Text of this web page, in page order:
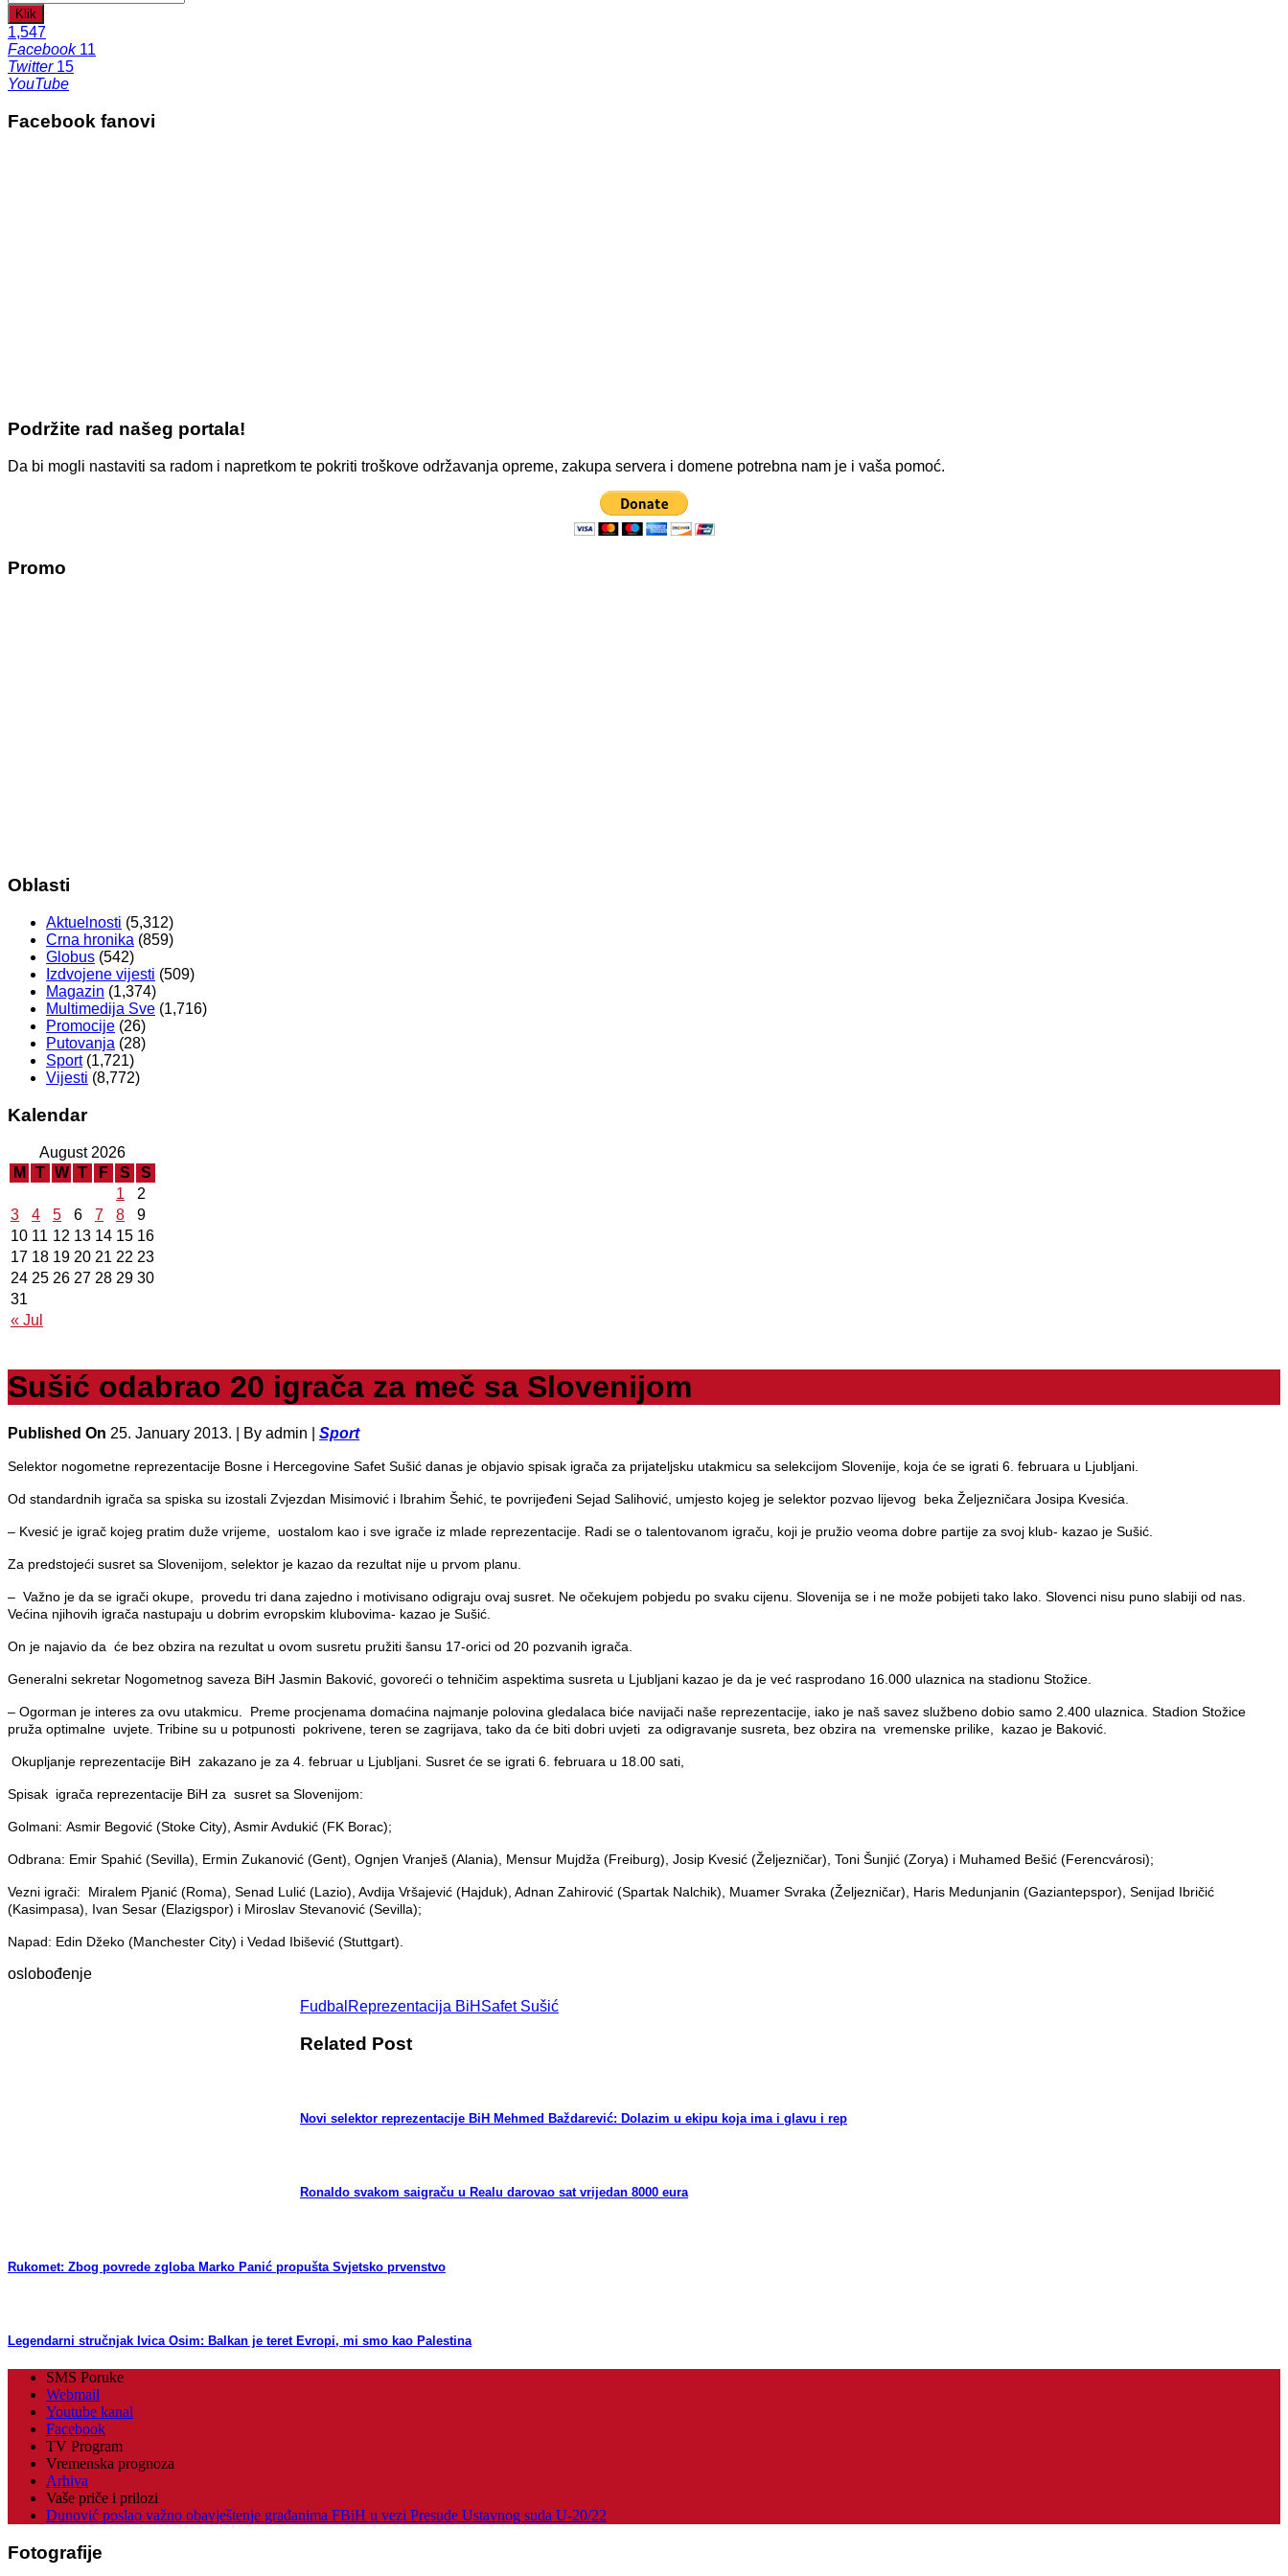
Klik
1,547
Facebook 11
Twitter 15
YouTube
Facebook fanovi
Podržite rad našeg portala!
Da bi mogli nastaviti sa radom i napretkom te pokriti troškove održavanja opreme, zakupa servera i domene potrebna nam je i vaša pomoć.
Promo
Oblasti
Aktuelnosti (5,312)
Crna hronika (859)
Globus (542)
Izdvojene vijesti (509)
Magazin (1,374)
Multimedija Sve (1,716)
Promocije (26)
Putovanja (28)
Sport(1,721)
Vijesti (8,772)
Kalendar
August 2026
M
T W T F S S
« Jul
1
2
3
4 5 6 7 8
9
10 11 12 13 14 15 16
17 18 19 20 21 22 23
24 25 26 27 28 29 30
31
Sušić odabrao 20 igrača za meč sa Slovenijom
Published On 25. January 2013. | By admin | Sport
Selektor nogometne reprezentacije Bosne i Hercegovine Safet Sušić danas je objavio spisak igrača za prijateljsku utakmicu sa selekcijom Slovenije, koja će se igrati 6. februara u Ljubljani.
Od standardnih igrača sa spiska su izostali Zvjezdan Misimović i Ibrahim Šehić, te povrijeđeni Sejad Salihović, umjesto kojeg je selektor pozvao lijevog beka Željezničara Josipa Kvesića.
– Kvesić je igrač kojeg pratim duže vrijeme, uostalom kao i sve igrače iz mlade reprezentacije. Radi se o talentovanom igraču, koji je pružio veoma dobre partije za svoj klub- kazao je Sušić.
Za predstojeći susret sa Slovenijom, selektor je kazao da rezultat nije u prvom planu.
– Važno je da se igrači okupe, provedu tri dana zajedno i motivisano odigraju ovaj susret. Ne očekujem pobjedu po svaku cijenu. Slovenija se i ne može pobijeti tako lako. Slovenci nisu puno slabiji od nas.
Većina njihovih igrača nastupaju u dobrim evropskim klubovima- kazao je Sušić.
On je najavio da će bez obzira na rezultat u ovom susretu pružiti šansu 17-orici od 20 pozvanih igrača.
Generalni sekretar Nogometnog saveza BiH Jasmin Baković, govoreći o tehničim aspektima susreta u Ljubljani kazao je da je već rasprodano 16.000 ulaznica na stadionu Stožice.
– Ogorman je interes za ovu utakmicu. Preme procjenama domaćina najmanje polovina gledalaca biće navijači naše reprezentacije, iako je naš savez službeno dobio samo 2.400 ulaznica. Stadion Stožice
pruža optimalne uvjete. Tribine su u potpunosti pokrivene, teren se zagrijava, tako da će biti dobri uvjeti za odigravanje susreta, bez obzira na vremenske prilike, kazao je Baković.
Okupljanje reprezentacije BiH zakazano je za 4. februar u Ljubljani. Susret će se igrati 6. februara u 18.00 sati,
Spisak igrača reprezentacije BiH za susret sa Slovenijom:
Golmani: Asmir Begović (Stoke City), Asmir Avdukić (FK Borac);
Odbrana: Emir Spahić (Sevilla), Ermin Zukanović (Gent), Ognjen Vranješ (Alania), Mensur Mujdža (Freiburg), Josip Kvesić (Željezničar), Toni Šunjić (Zorya) i Muhamed Bešić (Ferencvárosi);
Vezni igrači: Miralem Pjanić (Roma), Senad Lulić (Lazio), Avdija Vršajević (Hajduk), Adnan Zahirović (Spartak Nalchik), Muamer Svraka (Željezničar), Haris Medunjanin (Gaziantepspor), Senijad Ibričić
(Kasimpasa), Ivan Sesar (Elazigspor) i Miroslav Stevanović (Sevilla);
Napad: Edin Džeko (Manchester City) i Vedad Ibišević (Stuttgart).
oslobođenje
Fudbal Reprezentacija BiH Safet Sušić
Related Post
Novi selektor reprezentacije BiH Mehmed Baždarević: Dolazim u ekipu koja ima i glavu i rep
Ronaldo svakom saigraču u Realu darovao sat vrijedan 8000 eura
Rukomet: Zbog povrede zgloba Marko Panić propušta Svjetsko prvenstvo
Legendarni stručnjak Ivica Osim: Balkan je teret Evropi, mi smo kao Palestina
SMS Poruke
Webmail
Youtube kanal
Facebook
TV Program
Vremenska prognoza
Arhiva
Vaše priče i prilozi
Dunović poslao važno obavještenje građanima FBiH u vezi Presude Ustavnog suda U-20/22
Fotografije